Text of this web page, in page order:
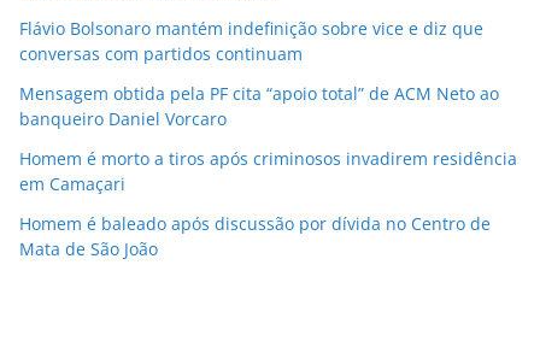
Flávio Bolsonaro mantém indefinição sobre vice e diz que
conversas com partidos continuam
Mensagem obtida pela PF cita “apoio total” de ACM Neto ao
banqueiro Daniel Vorcaro
Homem é morto a tiros após criminosos invadirem residência
em Camaçari
Homem é baleado após discussão por dívida no Centro de
Mata de São João